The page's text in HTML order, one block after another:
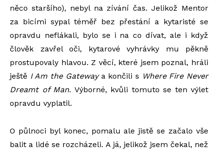
něco staršího), nebyl na zívání čas. Jelikož Mentor
za bicími sypal téměř bez přestání a kytaristé se
opravdu neflákali, bylo se i na co dívat, ale i když
člověk zavřel oči, kytarové vyhrávky mu pěkně
prostupovaly hlavou. Z věcí, které jsem poznal, hráli
ještě I Am the Gatewaya končili s Where Fire Never
Dreamt of Man. Výborné, kvůli tomuto se ten výlet
opravdu vyplatil.
O půlnoci byl konec, pomalu ale jistě se začalo vše
balit a lidé se rozcházeli. A já, jelikož jsem čekal, než